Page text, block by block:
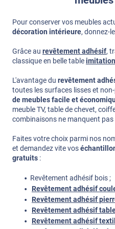
Pour conserver vos meubles
décoration intérieure, donnez-
Grâce au revêtement adhésif,
classique en belle table
L'avantage du revêtement
toutes les surfaces lisses et
de meubles facile et
meuble TV, table de chevet,
combinaisons ne manquent pas
Faites votre choix parmi nos
et demandez vite vos
gratuits :
Revêtement adhésif bois ;
Revêtement adhésif
Revêtement adhésif
Revêtement adhésif
Revêtement adhésif